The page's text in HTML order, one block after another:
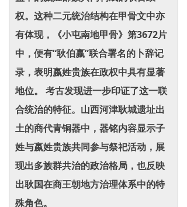
权。这种二元统治结构在甲骨文中亦
有体现，《小屯南地甲骨》第3672片
中，便有“耿伯嬴”联合署名的卜辞记
录，表明嬴姓贵族在政权中具有显著
地位。 考古发现进一步印证了这一联
合统治的特征。山西河津耿城遗址出
土的商代青铜器中，器铭内容显示子
姓与嬴姓贵族共同参与祭祀活动，展
现出多族群共治的政治格局，也反映
出耿国在商王朝地方治理体系中的特
殊角色。